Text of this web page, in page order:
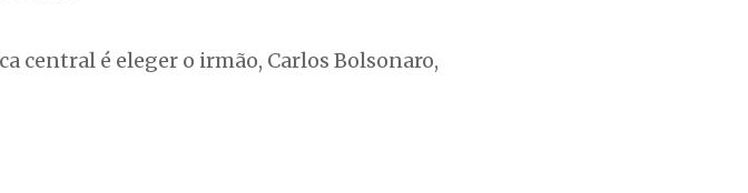
central é eleger o irmão, Carlos Bolsonaro,